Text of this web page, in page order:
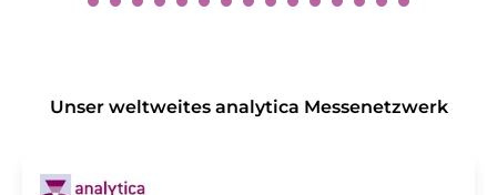
Unser weltweites analytica Messenetzwerk